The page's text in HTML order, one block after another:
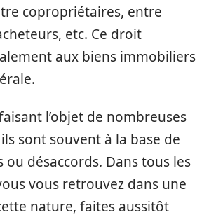
copropriétaires, entre
etc. Ce droit
aux biens immobiliers
l’objet de nombreuses
sont souvent à la base de
ou désaccords. Dans tous les
vous retrouvez dans une
nature, faites aussitôt